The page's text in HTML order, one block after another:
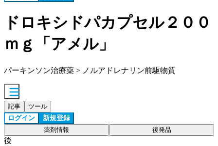
ドロキシドパカプセル２００
ｍｇ「アメル」
パーキンソン治療薬 > ノルアドレナリン前駆物質
記事 ツール
ログイン 新規登録
薬剤情報 後発品
後